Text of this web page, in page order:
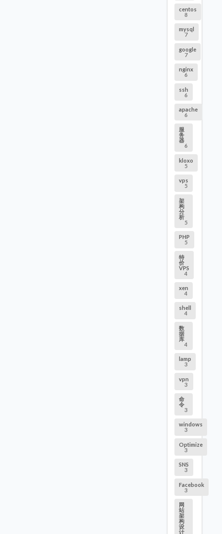
centos
8
mysql
7
google
7
nginx
6
ssh
6
apache
6
服
务
器
6
kloxo
5
vps
5
架
构
分
析
5
PHP
5
特
价
VPS
4
xen
4
shell
4
数
据
库
4
lamp
3
vpn
3
命
令
3
windows
3
Optimize
3
SNS
3
Facebook
3
网
站
架
构
设
计